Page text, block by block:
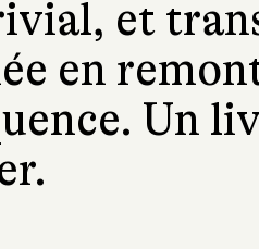
et
en
Un